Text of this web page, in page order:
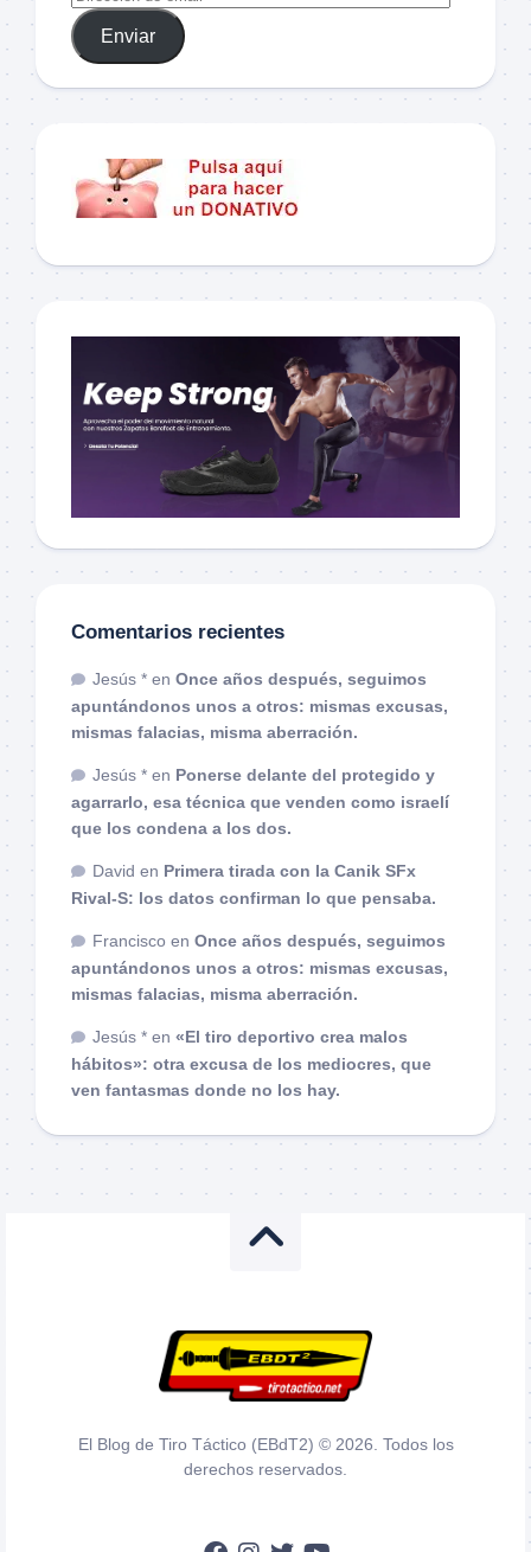
Enviar
Comentarios recientes
Jesús * en Once años después, seguimos
apuntándonos unos a otros: mismas excusas,
mismas falacias, misma aberración.
Jesús * en Ponerse delante del protegido y
agarrarlo, esa técnica que venden como israelí
que los condena a los dos.
David en Primera tirada con la Canik SFx
Rival-S: los datos confirman lo que pensaba.
Francisco en Once años después, seguimos
apuntándonos unos a otros: mismas excusas,
mismas falacias, misma aberración.
Jesús * en «El tiro deportivo crea malos
hábitos»: otra excusa de los mediocres, que
ven fantasmas donde no los hay.
El Blog de Tiro Táctico (EBdT2) © 2026. Todos los
derechos reservados.